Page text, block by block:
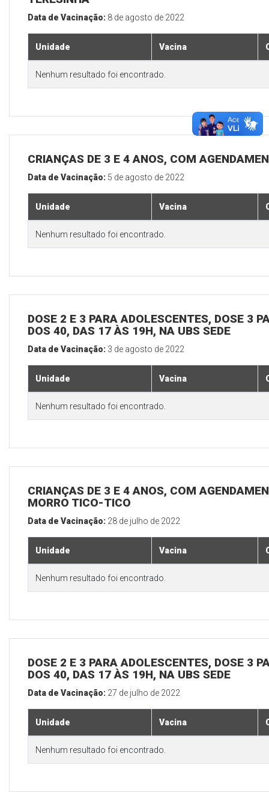
Data de Vacinação: 8 de agosto de 2022
Unidade Vacina
Nenhum resultado foi encontrado.
CRIANÇAS DE 3 E 4 ANOS, COM
Data de Vacinação: 5 de agosto de 2022
Unidade Vacina
Nenhum resultado foi encontrado.
DOSE 2 E 3 PARA ADOLESCENTES, DOSE 3
DOS 40, DAS 17 ÀS 19H, NA UBS SEDE
Data de Vacinação: 3 de agosto de 2022
Unidade Vacina
Nenhum resultado foi encontrado.
CRIANÇAS DE 3 E 4 ANOS, COM
MORRO TICO-TICO
Data de Vacinação: 28 de julho de 2022
Unidade Vacina
Nenhum resultado foi encontrado.
DOSE 2 E 3 PARA ADOLESCENTES, DOSE 3
DOS 40, DAS 17 ÀS 19H, NA UBS SEDE
Data de Vacinação: 27 de julho de 2022
Unidade Vacina
Nenhum resultado foi encontrado.